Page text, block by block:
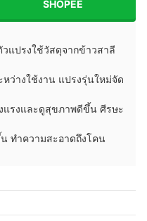
SHOPEE
แปรงใช้วัสดุจากข้าวสาลี
ว่างใช้งาน แปรงรุ่นใหม่จัด
แรงและดูสุขภาพดีขึ้น ศีรษะ
ทำความสะอาดถึงโคน